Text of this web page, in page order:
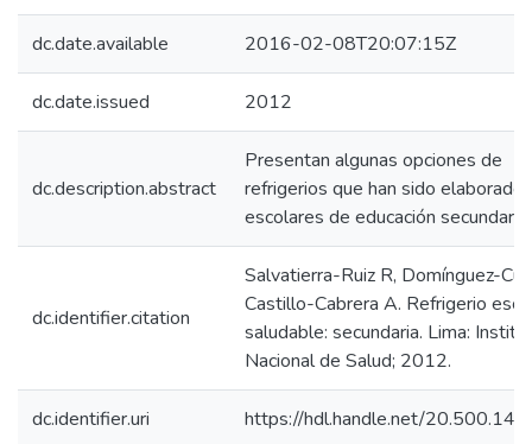
dc.date.available 2016-02-08T20:07:15Z
dc.date.issued 2012
dc.description.abstract
Presentan algunas opciones de
refrigerios que han sido
escolares de educación secundaria.
dc.identifier.citation
Salvatierra-Ruiz R, Domínguez-
Castillo-Cabrera A. Refrigerio
saludable: secundaria. Lima:
Nacional de Salud; 2012.
dc.identifier.uri https://hdl.handle.net/